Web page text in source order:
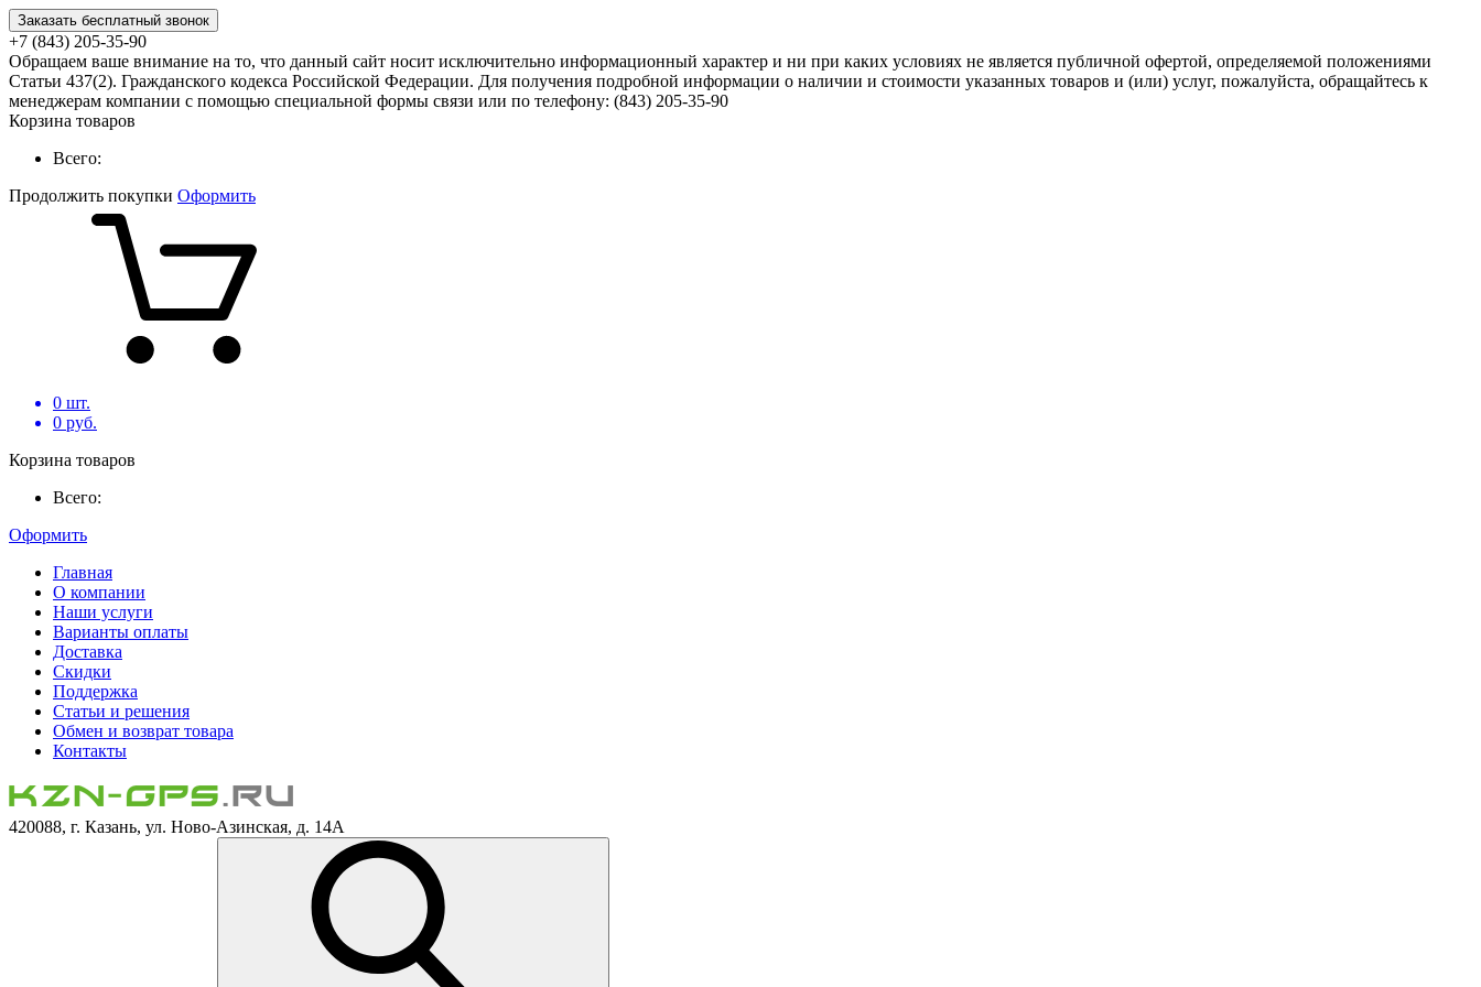
Заказать бесплатный звонок
+7 (843) 205-35-90
Обращаем ваше внимание на то, что данный сайт носит исключительно информационный характер и ни при каких условиях не является публичной офертой, определяемой положениями
Статьи 437(2). Гражданского кодекса Российской Федерации. Для получения подробной информации о наличии и стоимости указанных товаров и (или) услуг, пожалуйста, обращайтесь к
менеджерам компании с помощью специальной формы связи или по телефону: (843) 205-35-90
Корзина товаров
Всего:
Продолжить покупки Оформить
0 шт.
0 руб.
Корзина товаров
Всего:
Оформить
Главная
О компании
Наши услуги
Варианты оплаты
Доставка
Скидки
Поддержка
Статьи и решения
Обмен и возврат товара
Контакты
420088, г. Казань, ул. Ново-Азинская, д. 14А